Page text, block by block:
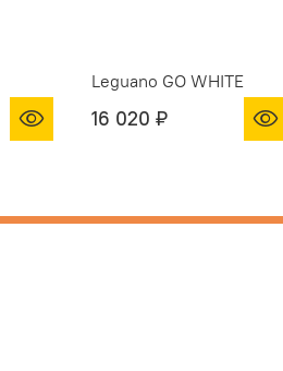
Leguano GO WHITE
16 020 ₽